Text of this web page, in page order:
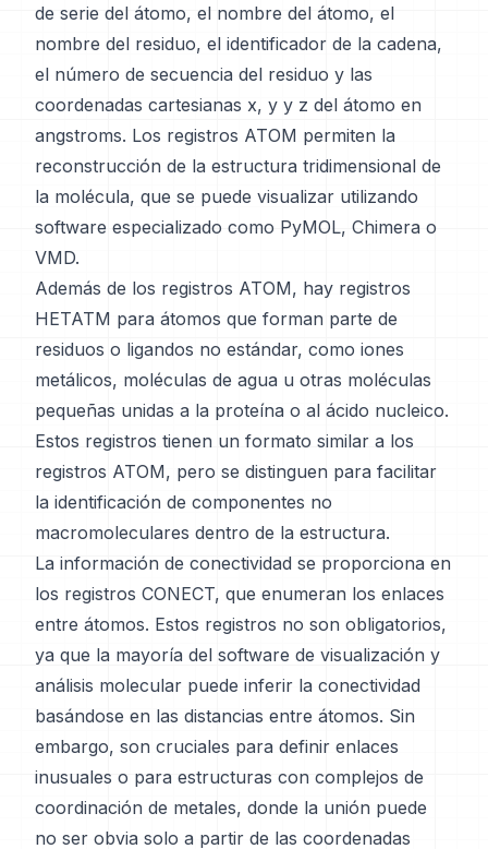
de serie del átomo, el nombre del átomo, el
nombre del residuo, el identificador de la cadena,
el número de secuencia del residuo y las
coordenadas cartesianas x, y y z del átomo en
angstroms. Los registros ATOM permiten la
reconstrucción de la estructura tridimensional de
la molécula, que se puede visualizar utilizando
software especializado como PyMOL, Chimera o
VMD.
Además de los registros ATOM, hay registros
HETATM para átomos que forman parte de
residuos o ligandos no estándar, como iones
metálicos, moléculas de agua u otras moléculas
pequeñas unidas a la proteína o al ácido nucleico.
Estos registros tienen un formato similar a los
registros ATOM, pero se distinguen para facilitar
la identificación de componentes no
macromoleculares dentro de la estructura.
La información de conectividad se proporciona en
los registros CONECT, que enumeran los enlaces
entre átomos. Estos registros no son obligatorios,
ya que la mayoría del software de visualización y
análisis molecular puede inferir la conectividad
basándose en las distancias entre átomos. Sin
embargo, son cruciales para definir enlaces
inusuales o para estructuras con complejos de
coordinación de metales, donde la unión puede
no ser obvia solo a partir de las coordenadas